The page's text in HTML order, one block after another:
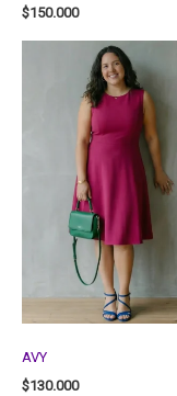
$150.000
AVY
$130.000